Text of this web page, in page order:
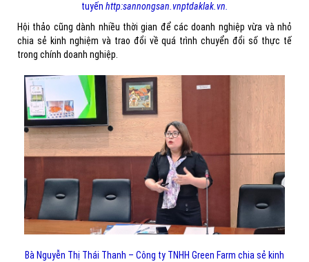
tuyến http:sannongsan.vnptdaklak.vn.
Hội thảo cũng dành nhiều thời gian để các doanh nghiệp vừa và nhỏ
chia sẻ kinh nghiệm và trao đổi về quá trình chuyển đổi số thực tế
trong chính doanh nghiệp.
Bà Nguyễn Thị Thái Thanh – Công ty TNHH Green Farm chia sẻ kinh